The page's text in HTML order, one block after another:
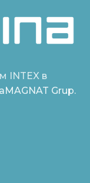
INTEX в
Grup.